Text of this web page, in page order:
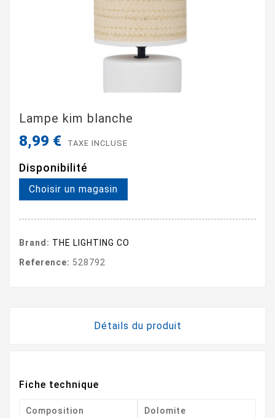
Lampe kim blanche
8,99 € TAXE INCLUSE
Disponibilité
Choisir un magasin
Brand: THE LIGHTING CO
Reference: 528792
Détails du produit
Fiche technique
Composition Dolomite